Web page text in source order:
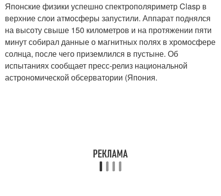
Японские физики успешно спектрополяриметр Clasp в
верхние слои атмосферы запустили. Аппарат поднялся
на высоту свыше 150 километров и на протяжении пяти
минут собирал данные о магнитных полях в хромосфере
солнца, после чего приземлился в пустыне. Об
испытаниях сообщает пресс-релиз национальной
астрономической обсерватории (Япония.